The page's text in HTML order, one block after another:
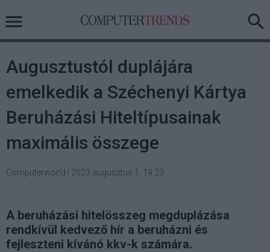
Augusztustól duplájára
emelkedik a Széchenyi Kártya
Beruházási Hiteltípusainak
maximális összege
Computerworld 2023 augusztus 1. 19:23
A beruházási hitelösszeg megduplázása
rendkívül kedvező hír a beruházni és
fejleszteni kívánó kkv-k számára.